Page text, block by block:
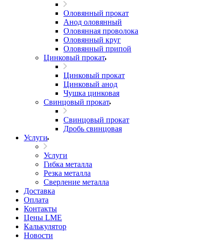
Оловянный прокат
Анод оловянный
Оловянная проволока
Оловянный круг
Оловянный припой
Цинковый прокат
Цинковый прокат
Цинковый анод
Чушка цинковая
Свинцовый прокат
Свинцовый прокат
Дробь свинцовая
Услуги
Услуги
Гибка металла
Резка металла
Сверление металла
Доставка
Оплата
Контакты
Цены LME
Калькулятор
Новости